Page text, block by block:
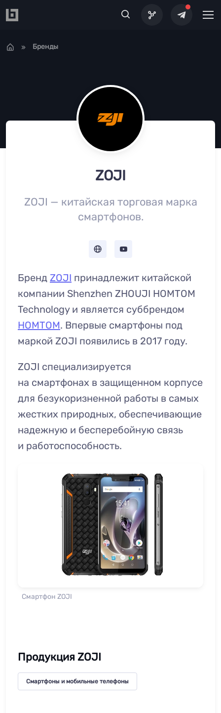
Бренды
ZOJI
ZOJI — китайская торговая марка
смартфонов.
Бренд ZOJI принадлежит китайской
компании Shenzhen ZHOUJI HOMTOM
Technology и является суббрендом
HOMTOM. Впервые смартфоны под
маркой ZOJI появились в 2017 году.
ZOJI специализируется
на смартфонах в защищенном корпусе
для безукоризненной работы в самых
жестких природных, обеспечивающие
надежную и бесперебойную связь
и работоспособность.
Смартфон ZOJI
Продукция ZOJI
Смартфоны и мобильные телефоны